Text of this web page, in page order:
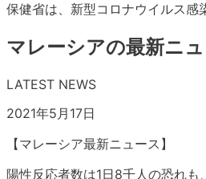
保健省は、新型コロナウイルス感
マレーシアの最新ニ
LATEST NEWS
2021年5月17日
【マレーシア最新ニュース】
陽性反応者数は1日8千人の恐れも、